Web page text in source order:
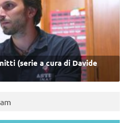
(serie a cura di Davide